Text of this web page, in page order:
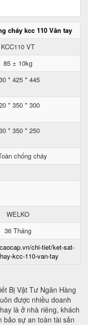
cháy kcc 110 Vân tay
KCC110 VT
85 ± 10kg
* 425 * 445
* 350 * 300
* 350 * 250
chống cháy
WELKO
36 Tháng
chi-tiet/ket-sat-
kcc-110-van-tay
Bị Vật Tư Ngân Hàng
được nhiều doanh
là ở nhà riêng, khách
bảo sự an toàn tài sản